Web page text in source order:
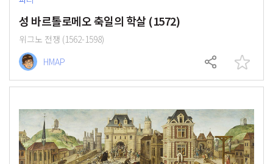
성 바르톨로메오 축일의 학살 (1572)
위그노 전쟁 (1562-1598)
HMAP